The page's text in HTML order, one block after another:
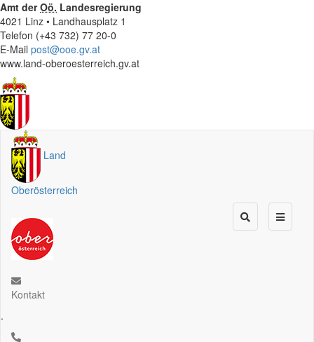
Amt derOö. Landesregierung
4021 Linz • Landhausplatz 1
Telefon (+43 732) 77 20-0
E-Mail post@ooe.gv.at
www.land-oberoesterreich.gv.at
Land
Oberösterreich
Kontakt
.